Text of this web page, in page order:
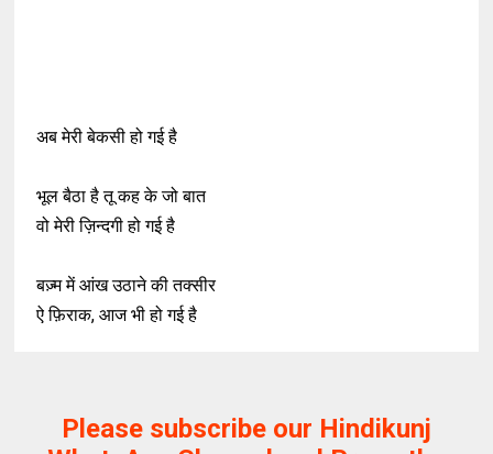
अब मेरी बेकसी हो गई है
भूल बैठा है तू कह के जो बात
वो मेरी ज़िन्दगी हो गई है
बज़्म में आंख उठाने की तक्सीर
ऐ फ़िराक, आज भी हो गई है
Please subscribe our Hindikunj